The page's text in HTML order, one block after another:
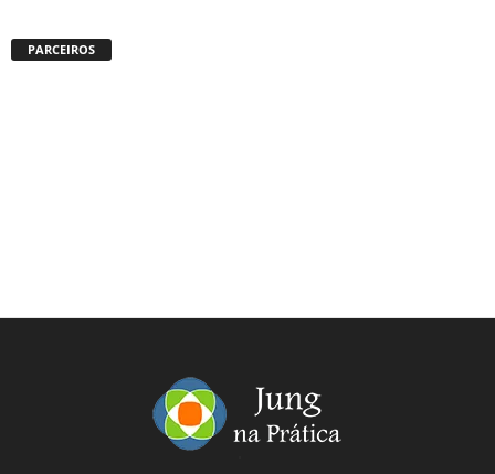
PARCEIROS